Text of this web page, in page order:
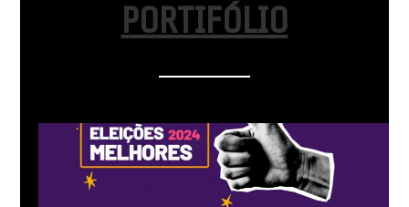
PORTIFÓLIO